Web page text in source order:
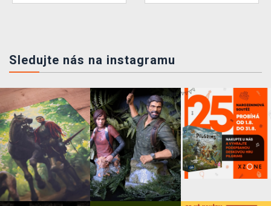
Sledujte nás na instagramu